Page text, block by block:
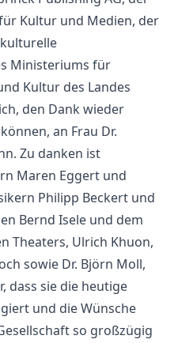
Kultur und Medien, der
Ministeriums für
Kultur des Landes
den Dank wieder
an Frau Dr.
Zu danken ist
Maren Eggert und
Philipp Beckert und
Bernd Isele und dem
Theaters, Ulrich Khuon,
sowie Dr. Björn Moll,
dass sie die heutige
und die Wünsche
so großzügig